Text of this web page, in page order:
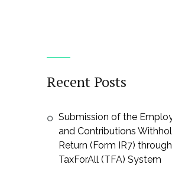
Recent Posts
Submission of the
and Contributions
Return (Form IR7)
TaxForAll (TFA) System